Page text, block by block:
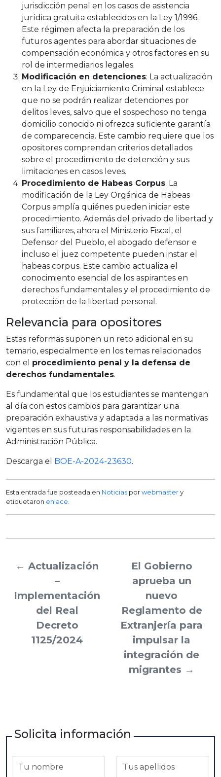
jurisdicción penal en los casos de asistencia
jurídica gratuita establecidos en la Ley 1/1996.
Este régimen afecta la preparación de los
futuros agentes para abordar situaciones de
compensación económica y otros factores en su
rol de intermediarios legales.
Modificación en detenciones: La actualización
en la Ley de Enjuiciamiento Criminal establece
que no se podrán realizar detenciones por
delitos leves, salvo que el sospechoso no tenga
domicilio conocido ni ofrezca suficiente garantía
de comparecencia. Este cambio requiere que los
opositores comprendan criterios detallados
sobre el procedimiento de detención y sus
limitaciones en casos leves.
Procedimiento de Habeas Corpus: La
modificación de la Ley Orgánica de Habeas
Corpus amplía quiénes pueden iniciar este
procedimiento. Además del privado de libertad y
sus familiares, ahora el Ministerio Fiscal, el
Defensor del Pueblo, el abogado defensor e
incluso el juez competente pueden instar el
habeas corpus. Este cambio actualiza el
conocimiento esencial de los aspirantes en
derechos fundamentales y el procedimiento de
protección de la libertad personal.
Relevancia para opositores
Estas reformas suponen un reto adicional en su
temario, especialmente en los temas relacionados
con el procedimiento penal y la defensa de
derechos fundamentales.
Es fundamental que los estudiantes se mantengan
al día con estos cambios para garantizar una
preparación exhaustiva y adaptada a las normativas
vigentes en sus futuras responsabilidades en la
Administración Pública.
Descarga el BOE-A-2024-23630.
Esta entrada fue posteada en Noticias porwebmastery
etiquetaron enlace
← Actualización
–
Implementación
del Real
Decreto
1125/2024
El Gobierno
aprueba un
nuevo
Reglamento de
Extranjería para
impulsar la
integración de
migrantes →
Solicita información